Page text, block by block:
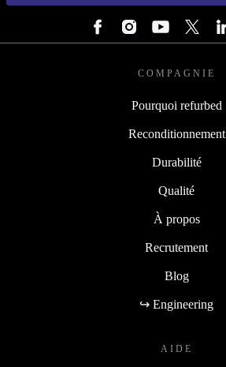
COMPAGNIE
Pourquoi refurbed
Reconditionnement
Durabilité
Qualité
À propos
Recrutement
Blog
↪ Engineering
AIDE